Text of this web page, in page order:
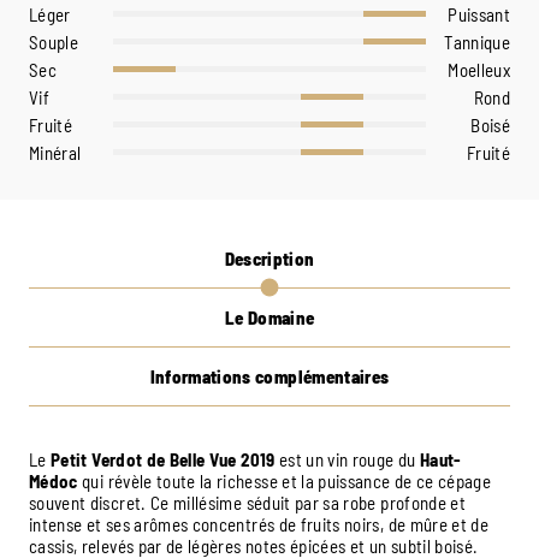
Léger
Puissant
Souple
Tannique
Sec
Moelleux
Vif
Rond
Fruité
Boisé
Minéral
Fruité
Description
Le Domaine
Informations complémentaires
LePetit Verdot de Belle Vue 2019 est un vin rouge du Haut-
Médoc qui révèle toute la richesse et la puissance de ce cépage
souvent discret. Ce millésime séduit par sa robe profonde et
intense et ses arômes concentrés de fruits noirs, de mûre et de
cassis, relevés par de légères notes épicées et un subtil boisé.